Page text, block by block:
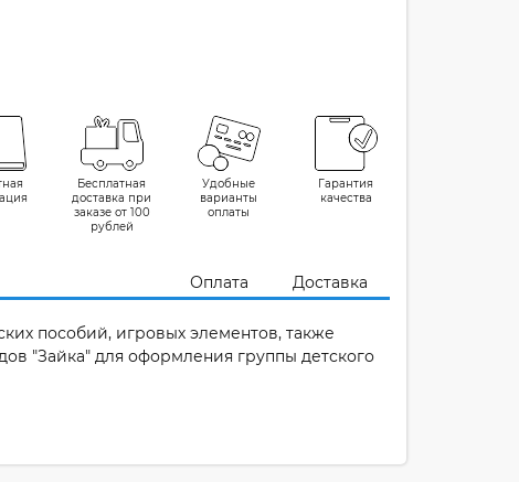
Бесплатная
доставка при
заказе от 100
рублей
Удобные
варианты
оплаты
Гарантия
качества
Оплата Доставка
пособий, игровых элементов, также
"Зайка" для оформления группы детского